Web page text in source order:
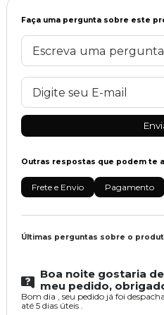
Faça uma pergunta sobre este
Outras respostas que podem te
Frete e Envio Pagamento
Últimas perguntas sobre o
Boa noite gostaria
meu pedido,
Bom dia , seu pedido já foi
até 5 dias úteis .